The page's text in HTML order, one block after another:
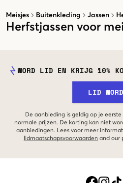
Meisjes Buitenkleding Jassen
Herfstjassen voor
WORD LID EN KRIJG 10%
LID
De aanbieding is geldig op je
normale prijzen. De korting kan niet
aanbiedingen. Lees voor meer
lidmaatschapsvoorwaarden and our